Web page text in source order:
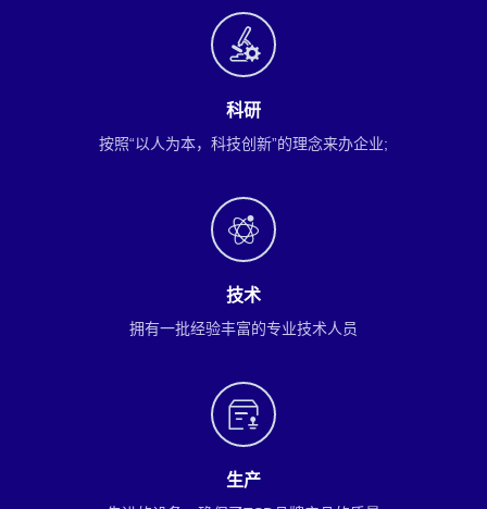
科研
按照“以人为本，科技创新”的理念来办企业;
技术
拥有一批经验丰富的专业技术人员
生产